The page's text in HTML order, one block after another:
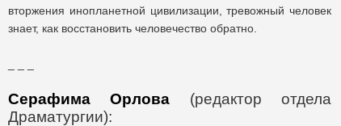
вторжения инопланетной цивилизации, тревожный человек
знает, как восстановить человечество обратно.
Серафима Орлова (редактор отдела
Драматургии):